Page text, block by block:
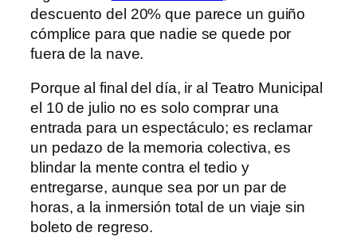
descuento del 20% que parece un guiño
cómplice para que nadie se quede por
fuera de la nave.
Porque al final del día, ir al Teatro Municipal
el 10 de julio no es solo comprar una
entrada para un espectáculo; es reclamar
un pedazo de la memoria colectiva, es
blindar la mente contra el tedio y
entregarse, aunque sea por un par de
horas, a la inmersión total de un viaje sin
boleto de regreso.